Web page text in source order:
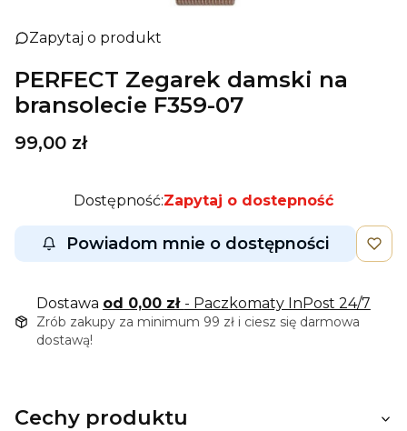
Zapytaj o produkt
PERFECT Zegarek damski na
bransolecie F359-07
Cena
99,00 zł
Dostępność:Zapytaj o dostepność
Powiadom mnie o dostępności
Dostawa od 0,00 zł - Paczkomaty InPost 24/7
Zrób zakupy za minimum 99 zł i ciesz się darmowa
dostawą!
Cechy produktu